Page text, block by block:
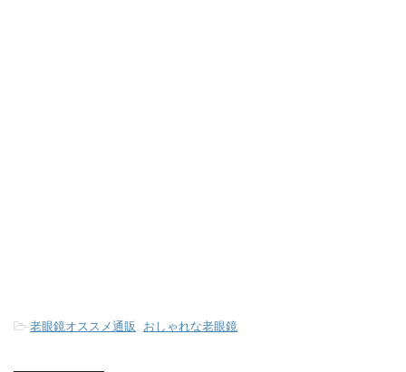
-老眼鏡オススメ通販 , おしゃれな老眼鏡